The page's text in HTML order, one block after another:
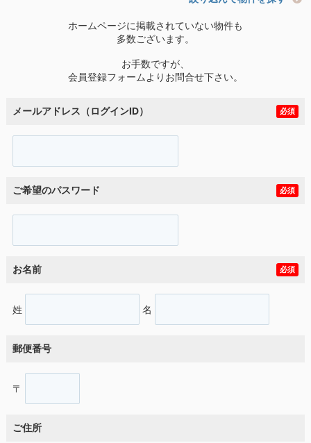
ホームページに掲載されていない物件も
多数ございます。
お手数ですが、
会員登録フォームよりお問合せ下さい。
メールアドレス（ログインID） 必須
ご希望のパスワード 必須
お名前 必須
姓 名
郵便番号
〒
ご住所